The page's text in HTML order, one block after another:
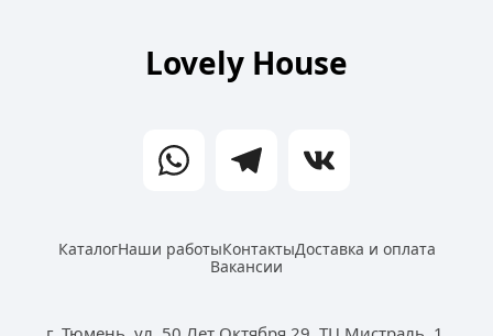
Lovely House
КаталогНаши работыКонтактыДоставка и оплата
Вакансии